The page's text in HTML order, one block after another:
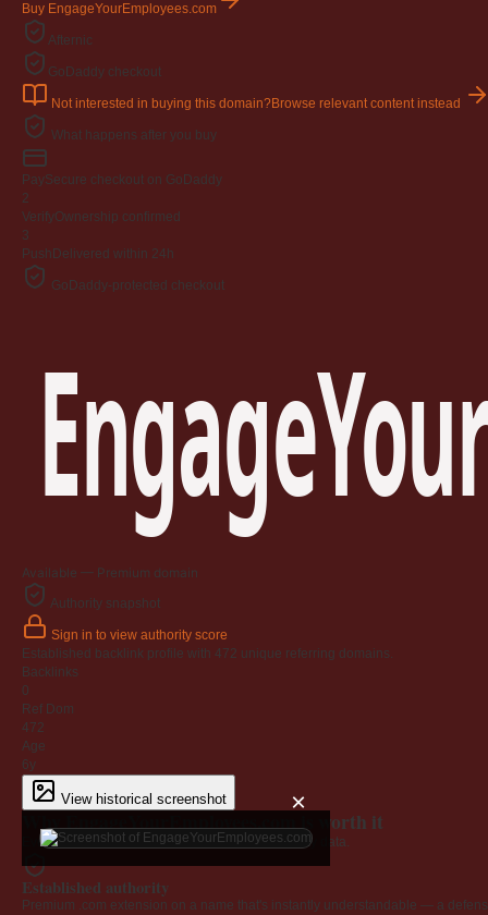
Buy EngageYourEmployees.com
Afternic
GoDaddy checkout
Not interested in buying this domain?Browse relevant content instead
What happens after you buy
PaySecure checkout on GoDaddy
2
VerifyOwnership confirmed
3
Push Delivered within 24h
GoDaddy-protected checkout
Available — Premium domain
Authority snapshot
Sign in to view authority score
Established backlink profile with 472 unique referring domains.
Backlinks
0
Ref Dom
472
Age
6y
View historical screenshot ×
Why EngageYourEmployees.com is worth it
Every claim below is backed by verified third-party data.
Established authority
Premium .com extension on a name that's instantly understandable — a